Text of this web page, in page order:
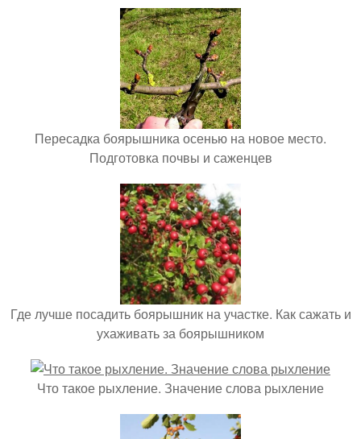
Пересадка боярышника осенью на новое место.
Подготовка почвы и саженцев
Где лучше посадить боярышник на участке. Как сажать и
ухаживать за боярышником
Что такое рыхление. Значение слова рыхление